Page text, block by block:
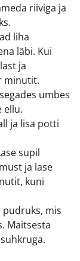
riiviga ja
liha
läbi. Kui
ja
minutit.
umbes
ellu.
ja lisa potti
supil
ja lase
kuni
pudruks, mis
Maitsesta